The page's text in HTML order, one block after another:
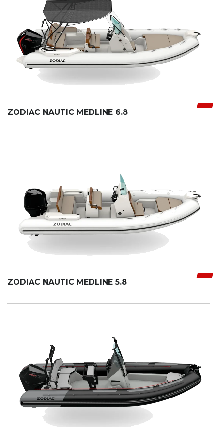
ZODIAC NAUTIC MEDLINE 6.8
ZODIAC NAUTIC MEDLINE 5.8